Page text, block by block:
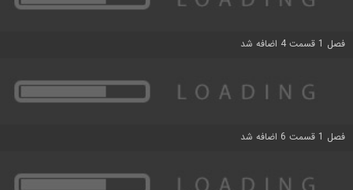
فصل 1 قسمت 4 اضافه شد
فصل 1 قسمت 6 اضافه شد